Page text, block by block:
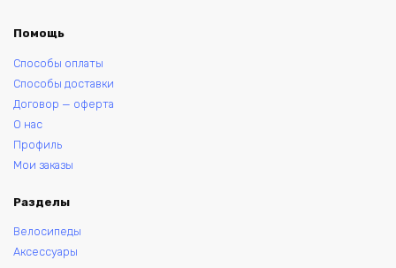
Помощь
Способы оплаты
Способы доставки
Договор — оферта
О нас
Профиль
Мои заказы
Разделы
Велосипеды
Аксессуары